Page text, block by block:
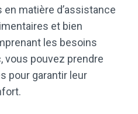
matière d’assistance
et bien
les besoins
vous pouvez prendre
pour garantir leur